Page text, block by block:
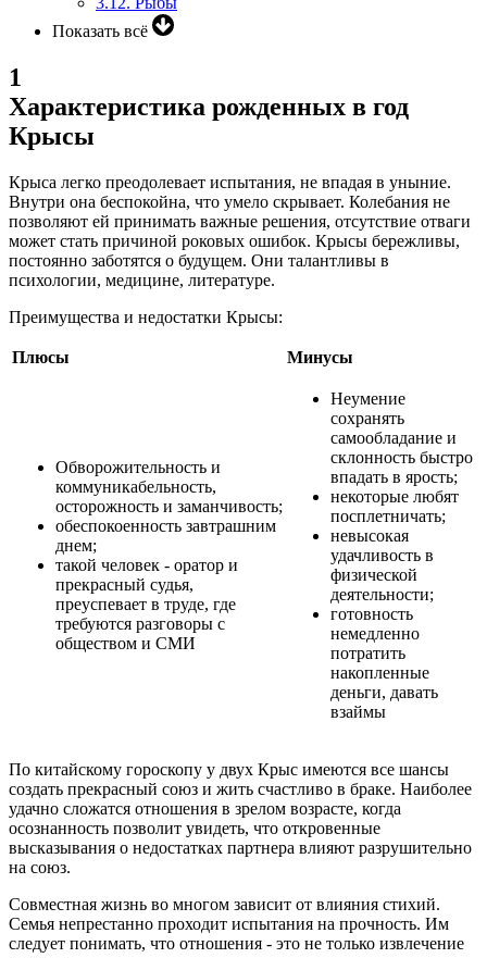
Показать всё
1
Характеристика рожденных в год
Крысы
Крыса легко преодолевает испытания, не впадая в уныние.
Внутри она беспокойна, что умело скрывает. Колебания не
позволяют ей принимать важные решения, отсутствие отваги
может стать причиной роковых ошибок. Крысы бережливы,
постоянно заботятся о будущем. Они талантливы в
психологии, медицине, литературе.
Преимущества и недостатки Крысы:
Плюсы Минусы
Обворожительность и
коммуникабельность,
осторожность и заманчивость;
обеспокоенность завтрашним
днем;
такой человек - оратор и
прекрасный судья,
преуспевает в труде, где
требуются разговоры с
обществом и СМИ
Неумение
сохранять
самообладание и
склонность быстро
впадать в ярость;
некоторые любят
посплетничать;
невысокая
удачливость в
физической
деятельности;
готовность
немедленно
потратить
накопленные
деньги, давать
взаймы
По китайскому гороскопу у двух Крыс имеются все шансы
создать прекрасный союз и жить счастливо в браке. Наиболее
удачно сложатся отношения в зрелом возрасте, когда
осознанность позволит увидеть, что откровенные
высказывания о недостатках партнера влияют разрушительно
на союз.
Совместная жизнь во многом зависит от влияния стихий.
Семья непрестанно проходит испытания на прочность. Им
следует понимать, что отношения - это не только извлечение